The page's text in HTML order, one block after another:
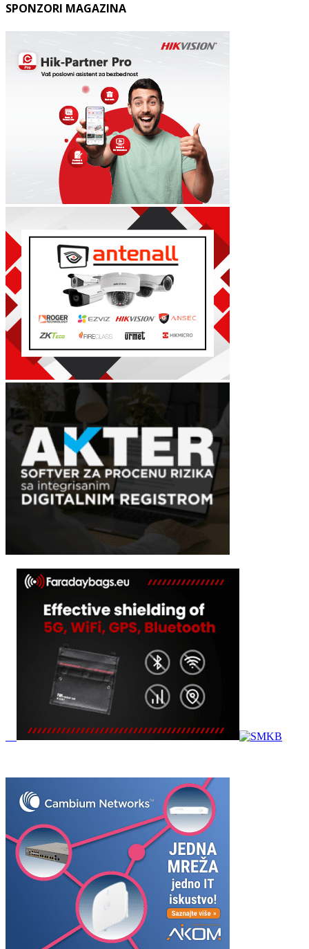
SPONZORI MAGAZINA